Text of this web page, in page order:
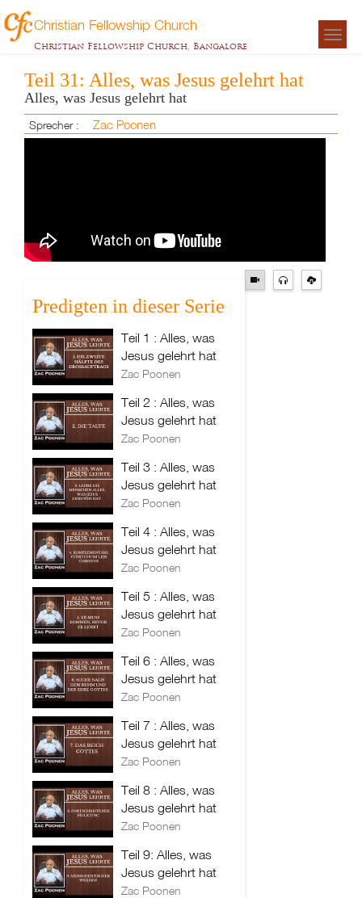
Christian Fellowship Church
Christian Fellowship Church, Bangalore
Teil 31: Alles, was Jesus gelehrt hat
Alles, was Jesus gelehrt hat
Sprecher : Zac Poonen
Predigten in dieser Serie
Teil 1 : Alles, was
Jesus gelehrt hat
Zac Poonen
Teil 2 : Alles, was
Jesus gelehrt hat
Zac Poonen
Teil 3 : Alles, was
Jesus gelehrt hat
Zac Poonen
Teil 4 : Alles, was
Jesus gelehrt hat
Zac Poonen
Teil 5 : Alles, was
Jesus gelehrt hat
Zac Poonen
Teil 6 : Alles, was
Jesus gelehrt hat
Zac Poonen
Teil 7 : Alles, was
Jesus gelehrt hat
Zac Poonen
Teil 8 : Alles, was
Jesus gelehrt hat
Zac Poonen
Teil 9: Alles, was
Jesus gelehrt hat
Zac Poonen